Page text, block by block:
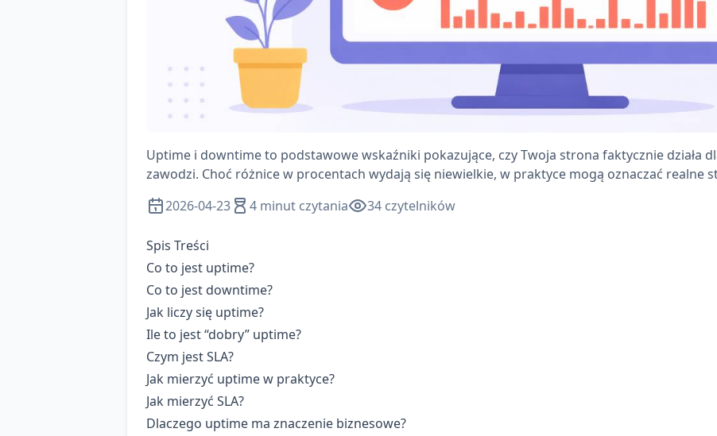
Uptime i downtime to podstawowe wskaźniki pokazujące, czy Twoja strona faktycznie działa
zawodzi. Choć różnice w procentach wydają się niewielkie, w praktyce mogą oznaczać realne
2026-04-23
4 minut czytania 34 czytelników
Spis Treści
Co to jest uptime?
Co to jest downtime?
Jak liczy się uptime?
Ile to jest “dobry” uptime?
Czym jest SLA?
Jak mierzyć uptime w praktyce?
Jak mierzyć SLA?
Dlaczego uptime ma znaczenie biznesowe?